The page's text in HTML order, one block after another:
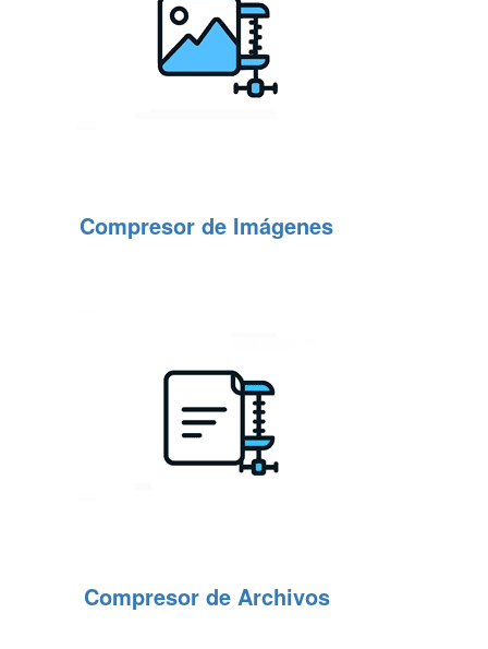
Compresor de Imágenes
Compresor de Archivos